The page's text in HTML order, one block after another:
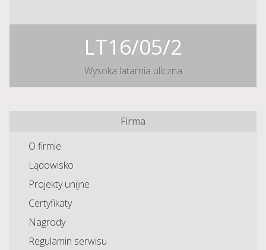
LT16/05/2
Wysoka latarnia uliczna
Firma
O firmie
Lądowisko
Projekty unijne
Certyfikaty
Nagrody
Regulamin serwisu